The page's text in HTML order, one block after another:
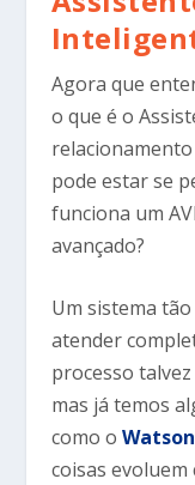
Agora que
o que é o
pode estar se
funciona um
avançado?
Um sistema
atender
processo
mas já temos
como o
coisas evoluem